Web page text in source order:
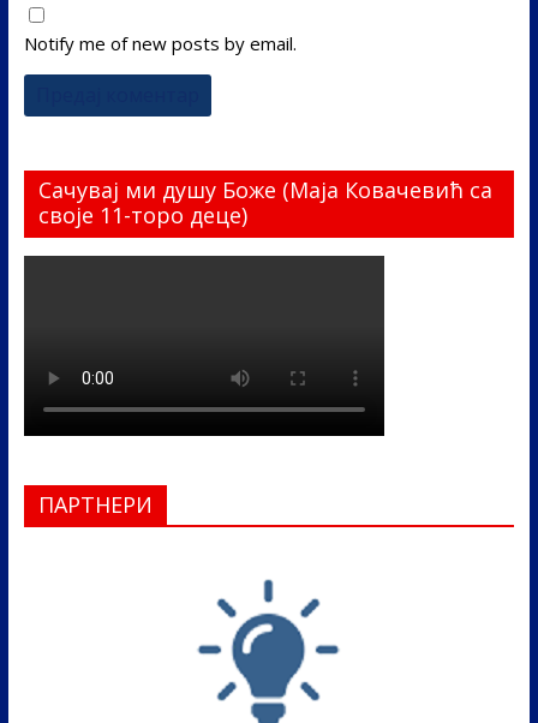
Notify me of new posts by email.
Сачувај ми душу Боже (Маја Ковачевић са
своје 11-торо деце)
ПАРТНЕРИ